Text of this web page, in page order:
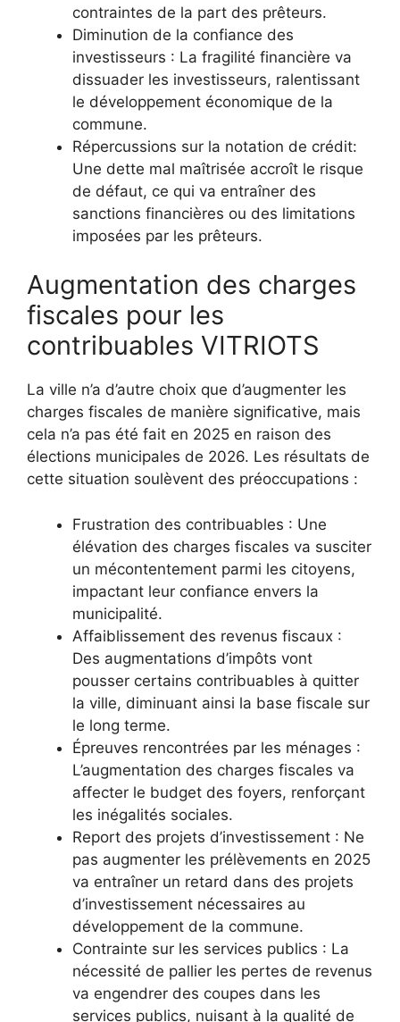
contraintes de la part des prêteurs.
Diminution de la confiance des
investisseurs : La fragilité financière va
dissuader les investisseurs, ralentissant
le développement économique de la
commune.
Répercussions sur la notation de crédit:
Une dette mal maîtrisée accroît le risque
de défaut, ce qui va entraîner des
sanctions financières ou des limitations
imposées par les prêteurs.
Augmentation des charges
fiscales pour les
contribuables VITRIOTS
La ville n’a d’autre choix que d’augmenter les
charges fiscales de manière significative, mais
cela n’a pas été fait en 2025 en raison des
élections municipales de 2026. Les résultats de
cette situation soulèvent des préoccupations :
Frustration des contribuables : Une
élévation des charges fiscales va susciter
un mécontentement parmi les citoyens,
impactant leur confiance envers la
municipalité.
Affaiblissement des revenus fiscaux :
Des augmentations d’impôts vont
pousser certains contribuables à quitter
la ville, diminuant ainsi la base fiscale sur
le long terme.
Épreuves rencontrées par les ménages :
L’augmentation des charges fiscales va
affecter le budget des foyers, renforçant
les inégalités sociales.
Report des projets d’investissement : Ne
pas augmenter les prélèvements en 2025
va entraîner un retard dans des projets
d’investissement nécessaires au
développement de la commune.
Contrainte sur les services publics : La
nécessité de pallier les pertes de revenus
va engendrer des coupes dans les
services publics, nuisant à la qualité de